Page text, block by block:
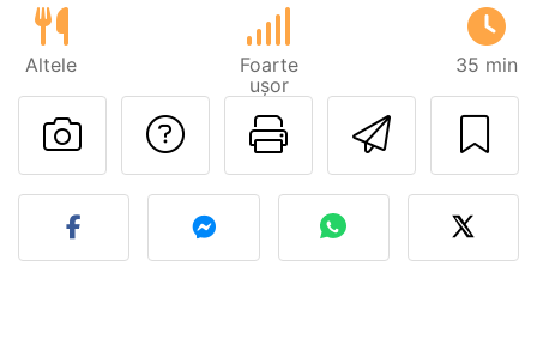
Altele
Foarte
ușor
35 min
Printează
Adresează o
Postează o poză cu